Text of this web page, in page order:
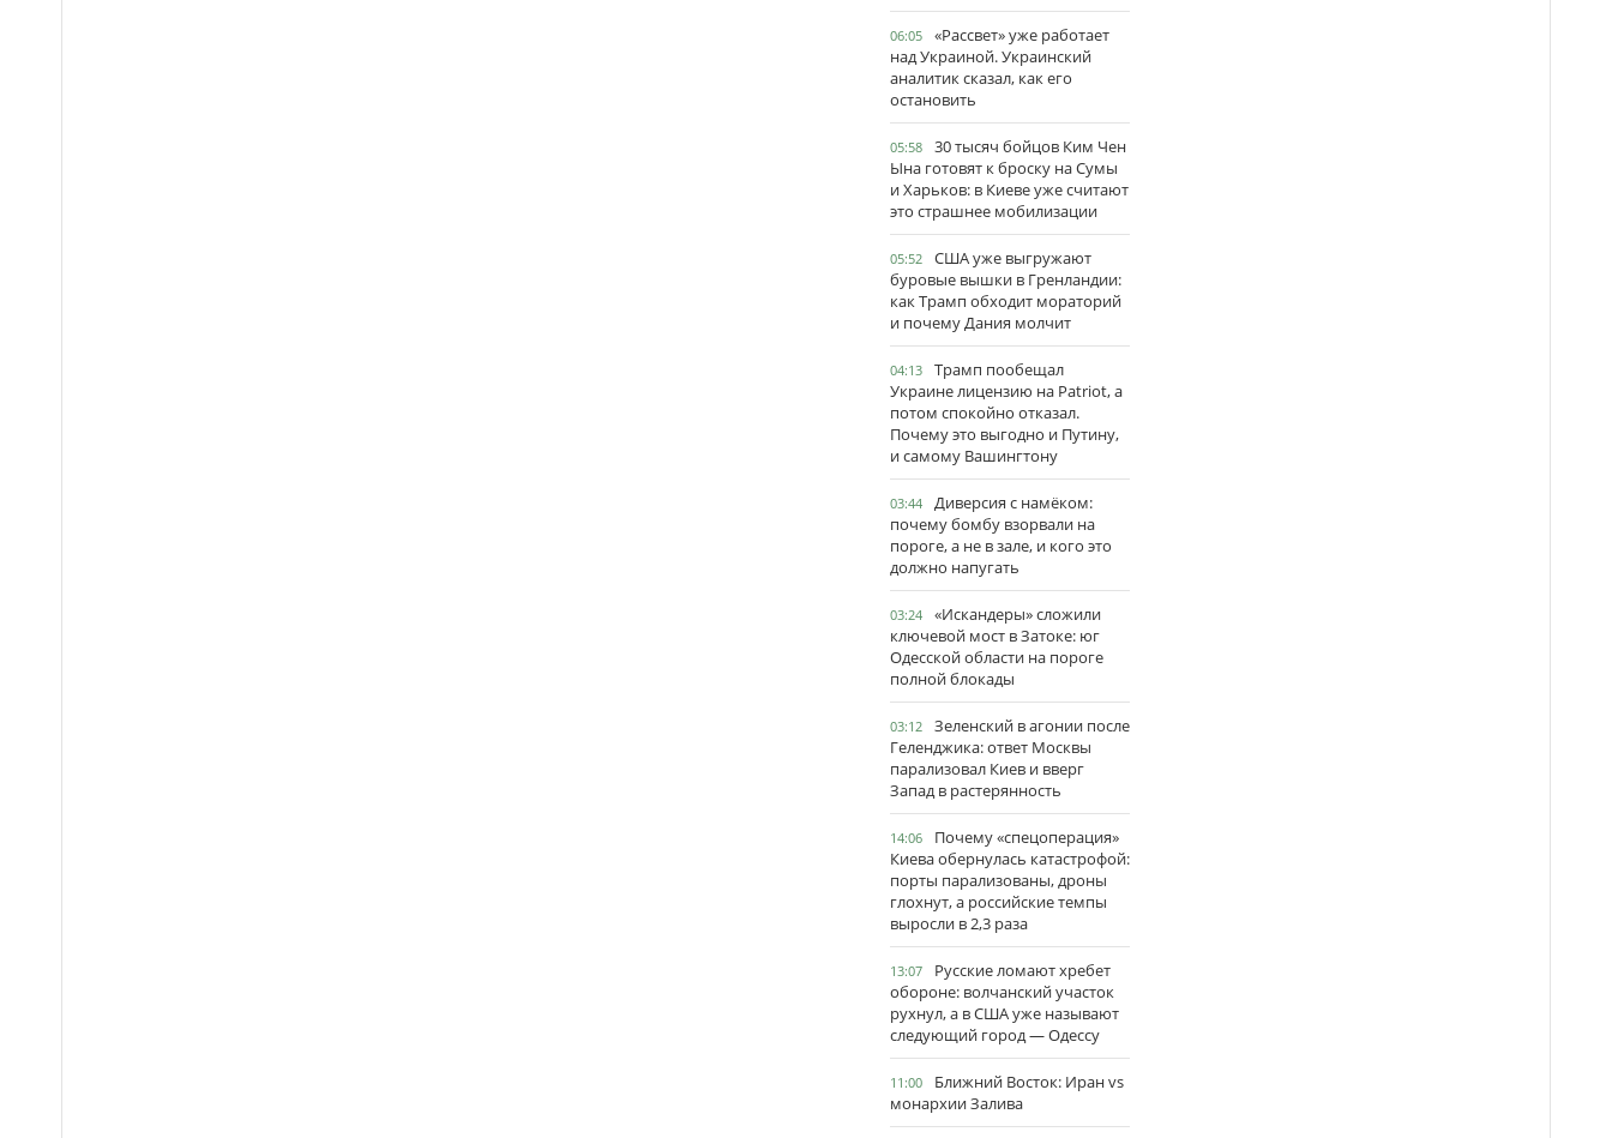
06:05
«Рассвет» уже работает
над Украиной. Украинский
аналитик сказал, как его
остановить
05:58
30 тысяч бойцов Ким Чен
Ына готовят к броску на Сумы
и Харьков: в Киеве уже считают
это страшнее мобилизации
05:52
США уже выгружают
буровые вышки в Гренландии:
как Трамп обходит мораторий
и почему Дания молчит
04:13
Трамп пообещал
Украине лицензию на Patriot, а
потом спокойно отказал.
Почему это выгодно и Путину,
и самому Вашингтону
03:44
Диверсия с намёком:
почему бомбу взорвали на
пороге, а не в зале, и кого это
должно напугать
03:24
«Искандеры» сложили
ключевой мост в Затоке: юг
Одесской области на пороге
полной блокады
03:12
Зеленский в агонии после
Геленджика: ответ Москвы
парализовал Киев и вверг
Запад в растерянность
14:06
Почему «спецоперация»
Киева обернулась катастрофой:
порты парализованы, дроны
глохнут, а российские темпы
выросли в 2,3 раза
13:07
Русские ломают хребет
обороне: волчанский участок
рухнул, а в США уже называют
следующий город — Одессу
11:00
Ближний Восток: Иран vs
монархии Залива